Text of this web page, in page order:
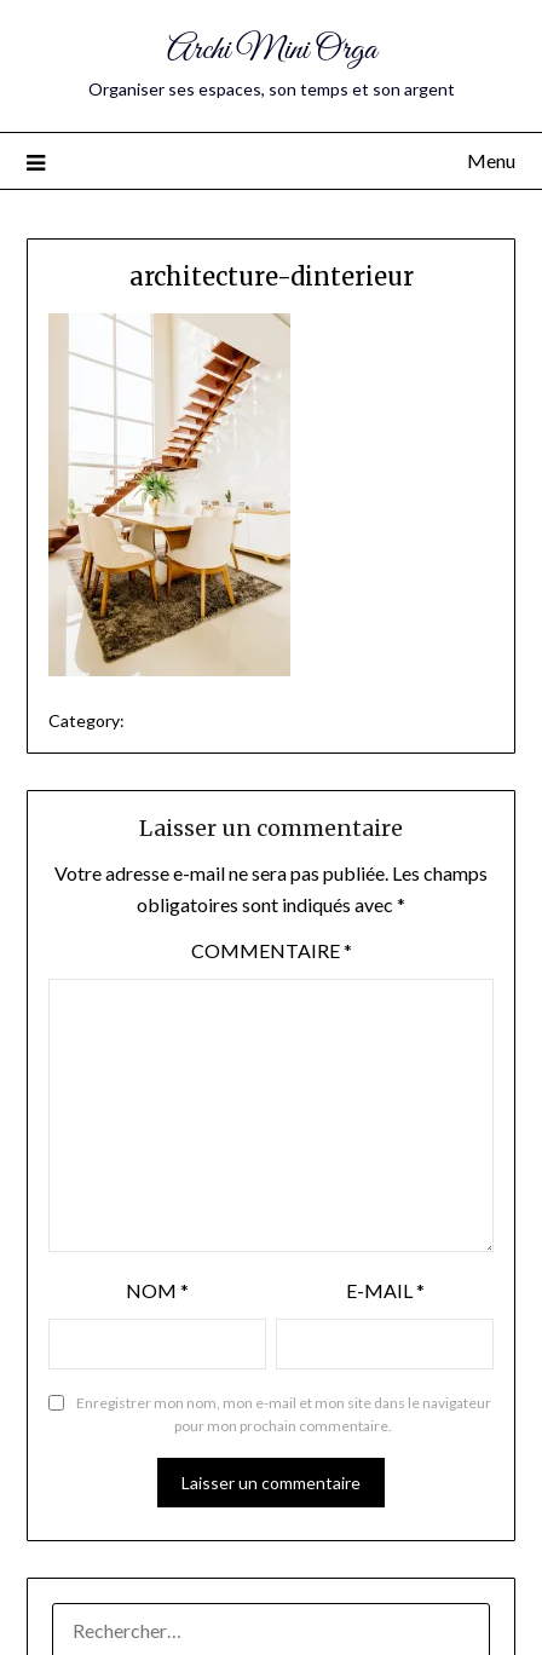
Archi Mini Orga
Organiser ses espaces, son temps et son argent
Menu
architecture-dinterieur
Category:
Laisser un commentaire
Votre adresse e-mail ne sera pas publiée. Les champs
obligatoires sont indiqués avec *
COMMENTAIRE*
NOM * E-MAIL*
Enregistrer mon nom, mon e-mail et mon site dans le navigateur
pour mon prochain commentaire.